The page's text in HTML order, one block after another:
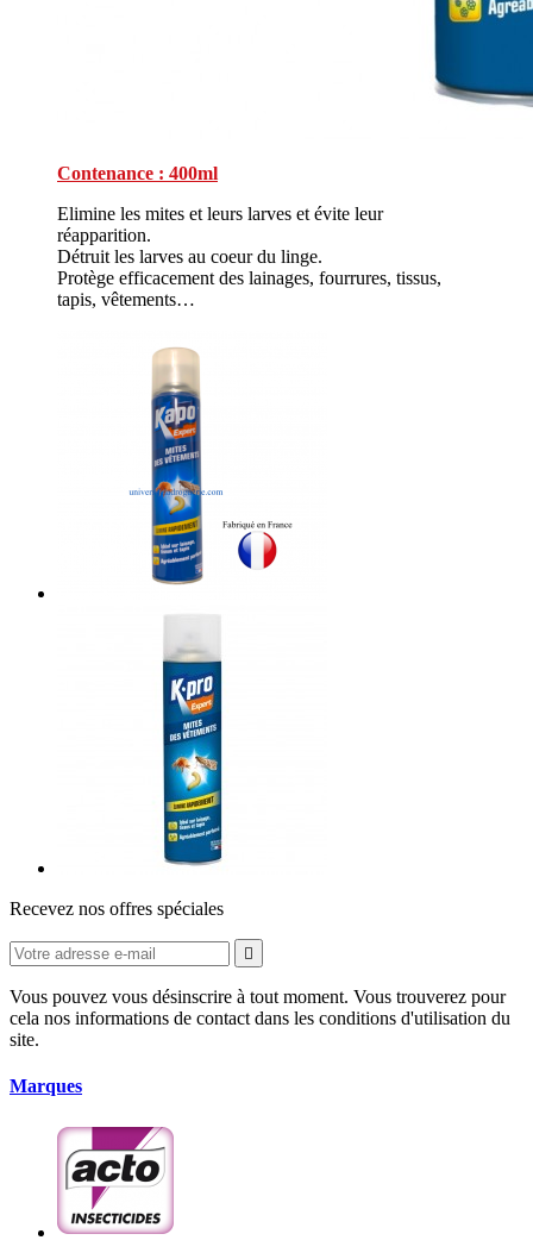
Contenance : 400ml
Elimine les mites et leurs larves et évite leur
réapparition.
Détruit les larves au coeur du linge.
Protège efficacement des lainages, fourrures, tissus,
tapis, vêtements…
Recevez nos offres spéciales

Vous pouvez vous désinscrire à tout moment. Vous trouverez pour
cela nos informations de contact dans les conditions d'utilisation du
site.
Marques